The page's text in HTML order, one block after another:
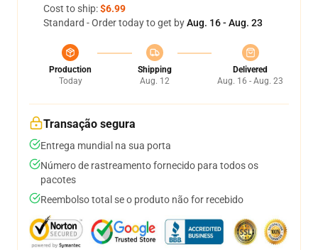
Cost to ship:$6.99
Standard - Order today to get byAug. 16 - Aug. 23
Production
Today
Shipping
Aug. 12
Delivered
Aug. 16 - Aug. 23
Transação segura
Entrega mundial na sua porta
Número de rastreamento fornecido para todos os
pacotes
Reembolso total se o produto não for recebido